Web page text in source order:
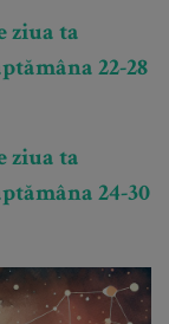
ziua ta
22-28
ziua ta
24-30